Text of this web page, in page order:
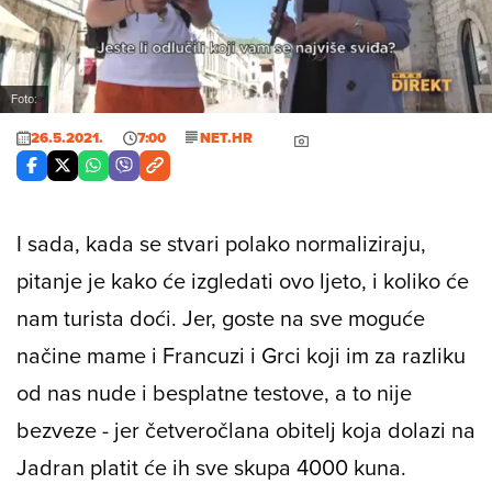
Foto:
26.5.2021. 7:00 NET.HR
I sada, kada se stvari polako normaliziraju,
pitanje je kako će izgledati ovo ljeto, i koliko će
nam turista doći. Jer, goste na sve moguće
načine mame i Francuzi i Grci koji im za razliku
od nas nude i besplatne testove, a to nije
bezveze - jer četveročlana obitelj koja dolazi na
Jadran platit će ih sve skupa 4000 kuna.